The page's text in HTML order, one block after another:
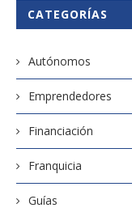
CATEGORÍAS
Autónomos
Emprendedores
Financiación
Franquicia
Guías